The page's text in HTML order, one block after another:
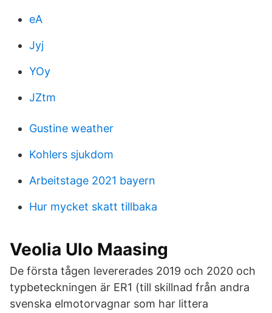
eA
Jyj
YOy
JZtm
Gustine weather
Kohlers sjukdom
Arbeitstage 2021 bayern
Hur mycket skatt tillbaka
Veolia Ulo Maasing
De första tågen levererades 2019 och 2020 och
typbeteckningen är ER1 (till skillnad från andra
svenska elmotorvagnar som har littera